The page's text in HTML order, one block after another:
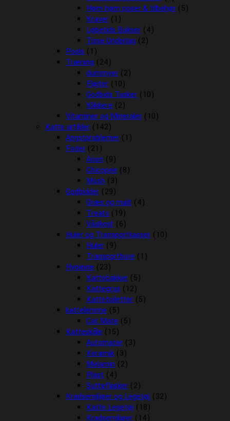
Høm høm poser & tilbehør (5)
Kraver (1)
Løbetids Bukser (4)
Tisse Underlag (2)
Pools (1)
Træning (24)
dummyer (2)
Fløjter (10)
Godbids Tasker (10)
Klikkere (2)
Vitaminer og Mineraler (10)
Katte artikler (142)
Angstproblemer (1)
Foder (21)
Arion (9)
Chicopee (8)
Mush (3)
Godbidder (29)
Græs og malt (4)
Treats (19)
Vådkost (6)
Huler og Transportkasser (10)
Huler (9)
Transportbure (1)
Hygiejne (23)
Kattebakker (5)
Kattegrus (12)
Kattetoiletter (5)
kattelemme (5)
Cat Mate (5)
Katteskåle (15)
Automater (3)
Keramik (3)
Melamin (2)
Plast (4)
Sutteflasker (2)
Kradsemiljøer og Legetøj (32)
Katte Legetøj (18)
Kradsemiljøer (14)